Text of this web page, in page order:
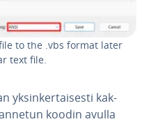
to the .vbs format later
text file.
yk­sin­ker­tai­ses­ti kak­
koodin avulla